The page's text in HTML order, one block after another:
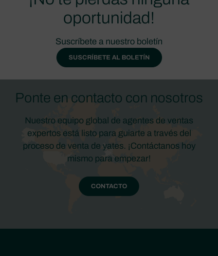
oportunidad!
Suscríbete a nuestro boletín
SUSCRÍBETE AL BOLETÍN
Ponte en contacto con nosotros
Nuestro equipo global de agentes de ventas
expertos está listo para guiarte a través del
proceso de venta de yates. ¡Contáctanos hoy
mismo para empezar!
CONTACTO